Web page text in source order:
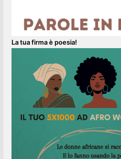
La tua firma è poesia!